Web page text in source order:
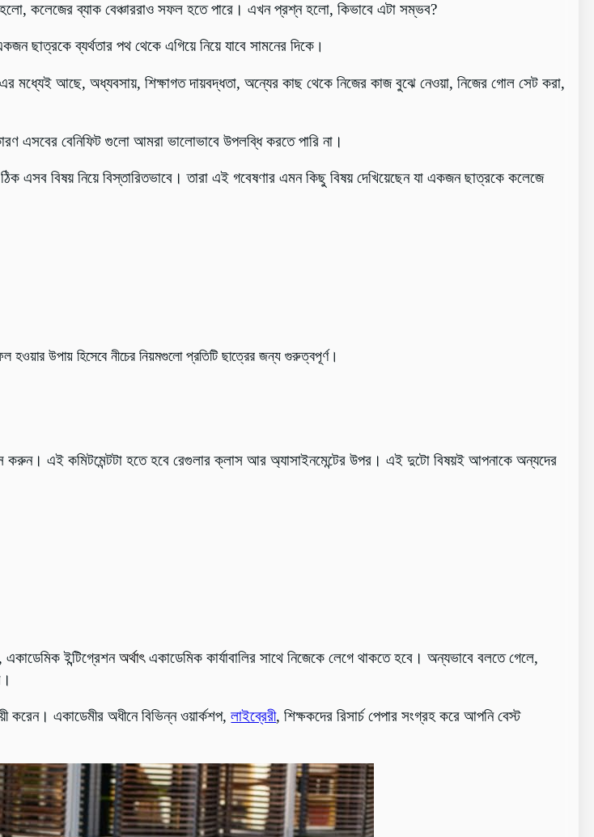
কলেজের ব্যাক বেঞ্চাররাও সফল হতে পারে। এখন প্রশ্ন হলো, কিভাবে এটা সম্ভব?
ছাত্রকেব্যর্থতার পথ থেকে এগিয়ে নিয়ে যাবে সামনের দিকে ।
মধ্যেই আছে, অধ্যবসায়, শিক্ষাগত দায়বদ্ধতা, অন্যের কাছ থেকে নিজের কাজ বুঝে নেওয়া, নিজের গোল সেট করা,
এসবের বেনিফিট গুলো আমরা ভালোভাবে উপলব্ধি করতে পারি না।
এসব বিষয় নিয়ে বিস্তারিতভাবে। তারা এই গবেষণার এমন কিছু বিষয় দেখিয়েছেন যা একজন ছাত্রকে কলেজে
উপায় হিসেবে নীচের নিয়মগুলো প্রতিটি ছাত্রের জন্য গুরুত্বপূর্ণ।
করুন। এই কমিটমেন্টটা হতে হবে রেগুলার ক্লাস আর অ্যাসাইনমেন্টের উপর। এই দুটো বিষয়ই আপনাকে অন্যদের
একাডেমিক ইন্টিগ্রেশনঅর্থাৎএকাডেমিক কার্যাবালির সাথে নিজেকে লেগে থাকতে হবে। অন্যভাবে বলতে গেলে,
করেন। একাডেমীর অধীনে বিভিন্ন ওয়ার্কশপ,লাইব্রেরী, শিক্ষকদের রিসার্চ পেপার সংগ্রহ করে আপনি বেস্ট